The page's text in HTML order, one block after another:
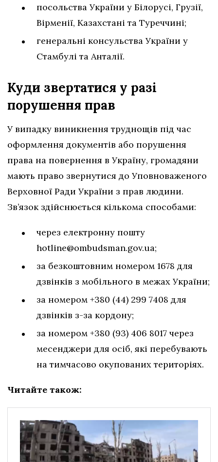
посольства України у Білорусі, Грузії,
Вірменії, Казахстані та Туреччині;
генеральні консульства України у
Стамбулі та Анталії.
Куди звертатися у разі
порушення прав
У випадку виникнення труднощів під час
оформлення документів або порушення
права на повернення в Україну, громадяни
мають право звернутися до Уповноваженого
Верховної Ради України з прав людини.
Зв’язок здійснюється кількома способами:
через електронну пошту
hotline@ombudsman.gov.ua;
за безкоштовним номером 1678 для
дзвінків з мобільного в межах України;
за номером +380 (44) 299 7408 для
дзвінків з-за кордону;
за номером +380 (93) 406 8017 через
месенджери для осіб, які перебувають
на тимчасово окупованих територіях.
Читайте також: